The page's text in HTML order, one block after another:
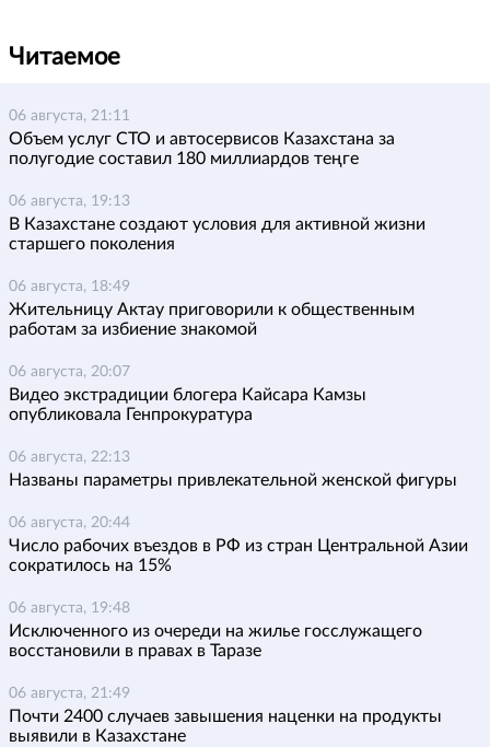
Читаемое
06 августа, 21:11
Объем услуг СТО и автосервисов Казахстана за
полугодие составил 180 миллиардов теңге
06 августа, 19:13
В Казахстане создают условия для активной жизни
старшего поколения
06 августа, 18:49
Жительницу Актау приговорили к общественным
работам за избиение знакомой
06 августа, 20:07
Видео экстрадиции блогера Кайсара Камзы
опубликовала Генпрокуратура
06 августа, 22:13
Названы параметры привлекательной женской фигуры
06 августа, 20:44
Число рабочих въездов в РФ из стран Центральной Азии
сократилось на 15%
06 августа, 19:48
Исключенного из очереди на жилье госслужащего
восстановили в правах в Таразе
06 августа, 21:49
Почти 2400 случаев завышения наценки на продукты
выявили в Казахстане